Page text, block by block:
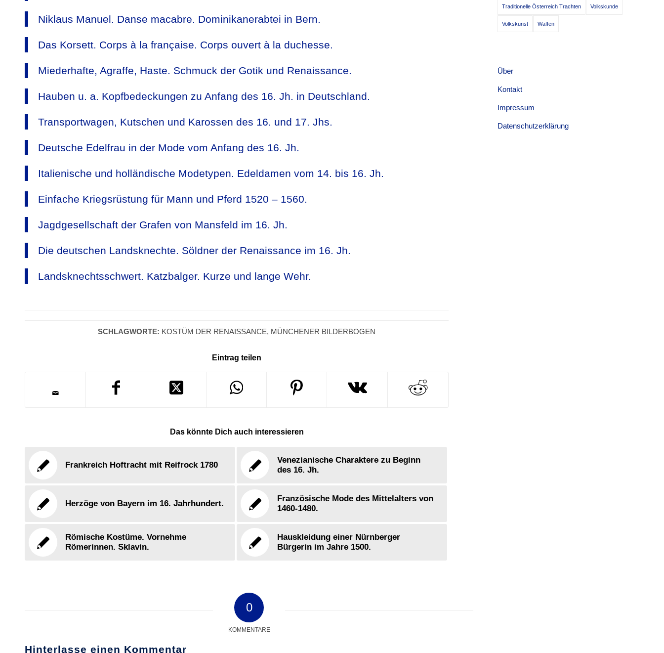
Niklaus Manuel. Danse macabre. Dominikanerabtei in Bern.
Das Korsett. Corps à la française. Corps ouvert à la duchesse.
Miederhafte, Agraffe, Haste. Schmuck der Gotik und Renaissance.
Hauben u. a. Kopfbedeckungen zu Anfang des 16. Jh. in Deutschland.
Transportwagen, Kutschen und Karossen des 16. und 17. Jhs.
Deutsche Edelfrau in der Mode vom Anfang des 16. Jh.
Italienische und holländische Modetypen. Edeldamen vom 14. bis 16. Jh.
Einfache Kriegsrüstung für Mann und Pferd 1520 – 1560.
Jagdgesellschaft der Grafen von Mansfeld im 16. Jh.
Die deutschen Landsknechte. Söldner der Renaissance im 16. Jh.
Landsknechtsschwert. Katzbalger. Kurze und lange Wehr.
SCHLAGWORTE: KOSTÜM DER RENAISSANCE, MÜNCHENER BILDERBOGEN
Eintrag teilen
Das könnte Dich auch interessieren
Frankreich Hoftracht mit Reifrock 1780
Venezianische Charaktere zu Beginn
des 16. Jh.
Herzöge von Bayern im 16. Jahrhundert.
Französische Mode des Mittelalters von
1460-1480.
Römische Kostüme. Vornehme
Römerinnen. Sklavin.
Hauskleidung einer Nürnberger
Bürgerin im Jahre 1500.
0
KOMMENTARE
Hinterlasse einen Kommentar
Traditionelle Österreich Trachten Volkskunde
Volkskunst Waffen
Über
Kontakt
Impressum
Datenschutzerklärung